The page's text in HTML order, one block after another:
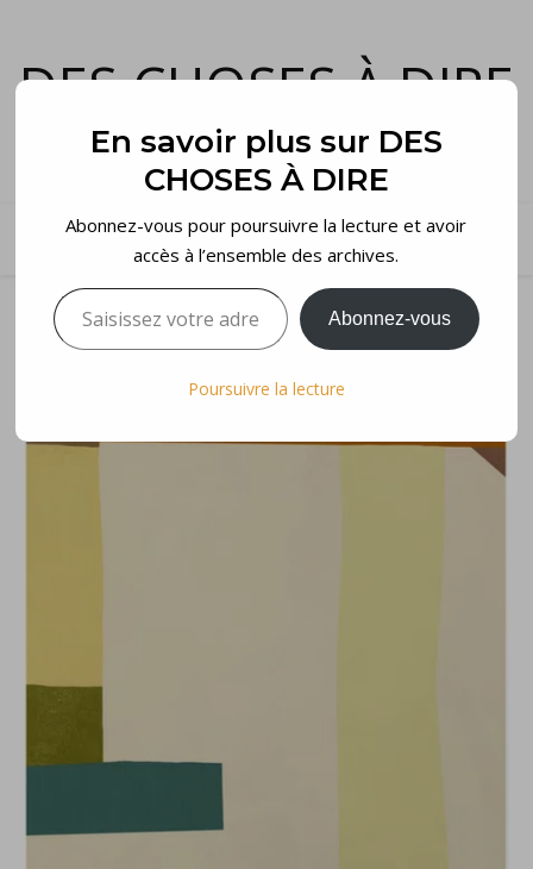
DES CHOSES À DIRE
et voilà…
En savoir plus sur DES
CHOSES À DIRE
Abonnez-vous pour poursuivre la lecture et avoir
accès à l’ensemble des archives.
Saisissez votre adresse e-mail…
Abonnez-vous
Poursuivre la lecture